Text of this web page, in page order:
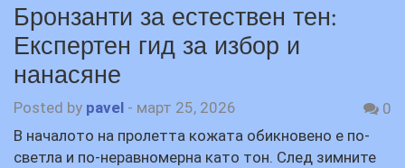
Бронзанти за естествен тен:
Експертен гид за избор и
нанасяне
Posted by pavel - март 25, 2026
0
В началото на пролетта кожата обикновено е по-
светла и по-неравномерна като тон. След зимните